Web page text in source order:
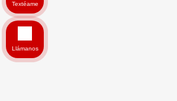
Textéame
Llámanos